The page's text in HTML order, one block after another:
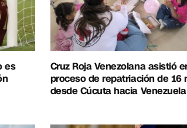
es
Cruz Roja Venezolana asistió
proceso de repatriación de 16
desde Cúcuta hacia Venezuela